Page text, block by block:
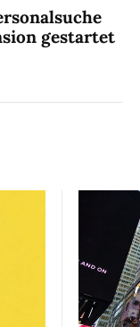
gestartet